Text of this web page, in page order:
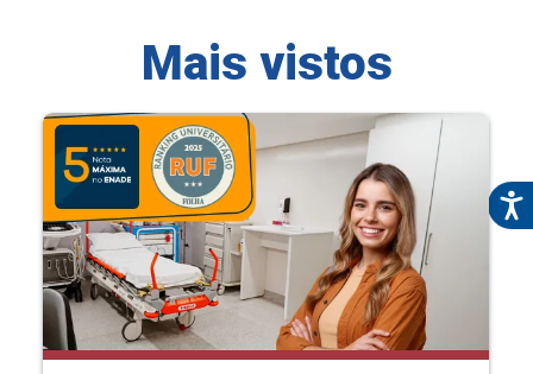
Mais vistos